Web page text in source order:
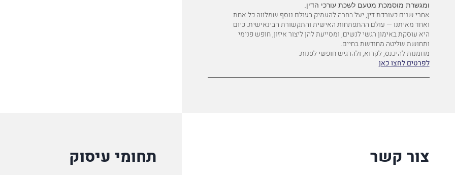
ומגשרת מוסמכת מטעם לשכת עורכי הדין.
אחרי שנים כעורכת דין, יעל בחרה להעמיק בעולם נוסף שמלווה כל אחת
ואחד מאיתנו — עולם ההתפתחות האישית והתקשורת הבינאישית. כיום
היא עוסקת באימון רגשי לנשים, ומסייעת להן ליצור איזון, חופש פנימי
ותחושת שליטה מחודשת בחיים.
מוזמנות להיכנס, לקרוא, ולהרגיש חופשי לפנות:
לפרטים לחצו כאן
צור קשר תחומי עיסוק